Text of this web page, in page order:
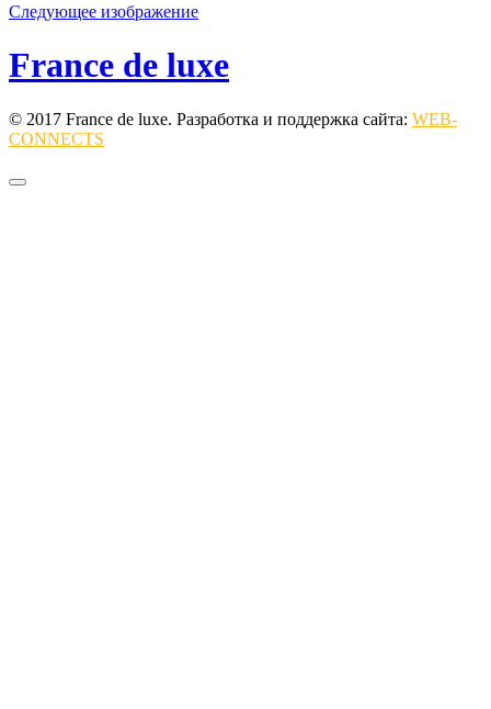
Следующее изображение
France de luxe
© 2017 France de luxe. Разработка и поддержка сайта: WEB-
CONNECTS